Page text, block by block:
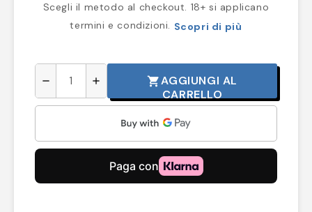
Scegli il metodo al checkout. 18+ si applicano
termini e condizioni. Scopri di più
remove add shopping_cartAGGIUNGI AL
CARRELLO